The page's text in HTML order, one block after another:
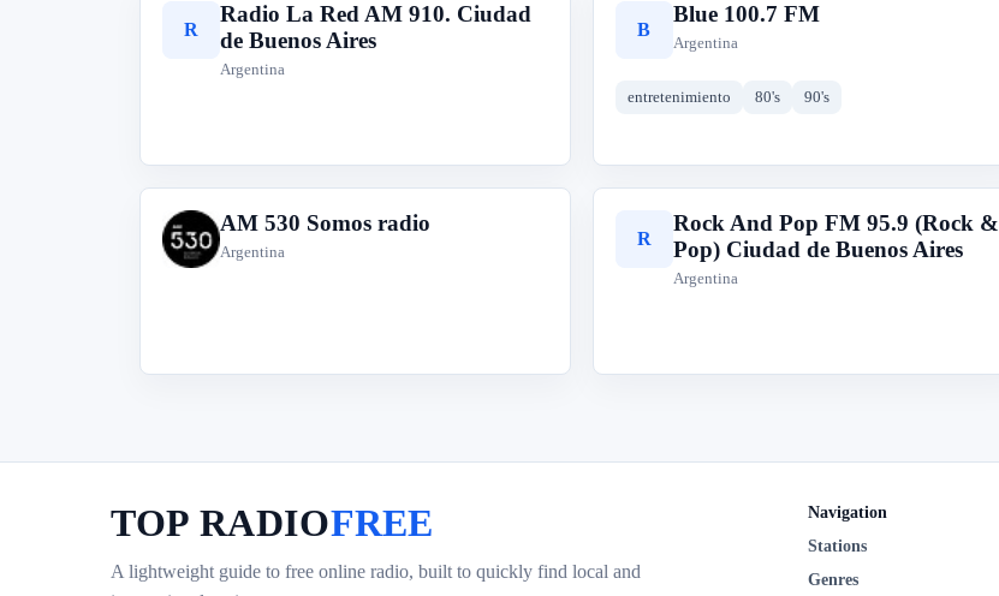
R
Radio La Red AM 910. Ciudad
de Buenos Aires
Argentina
B
Blue 100.7 FM
Argentina
entretenimiento 80's 90's
A
AM 530 Somos radio
Argentina
R
Rock And Pop FM 95.9 (Rock &
Pop) Ciudad de Buenos Aires
Argentina
TOP RADIOFREE
A lightweight guide to free online radio, built to quickly find local and
Navigation
Stations
Genres